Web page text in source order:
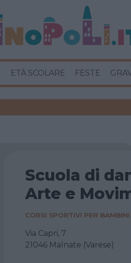
ETÀ SCOLARE FESTE
Scuola di
Arte e
CORSI SPORTIVI PER BAMBINI
Via Capri, 7
21046 Malnate (Varese)